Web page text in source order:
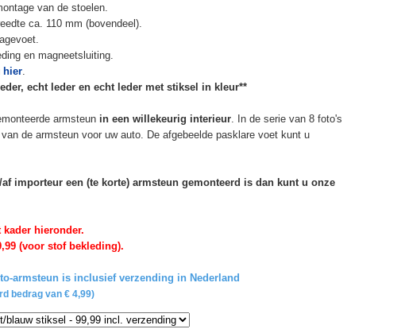
van de stoelen.
ca. 110 mm (bovendeel).
en magneetsluiting.
hier.
echt leder en echt leder met stiksel in kleur**
armsteun in een willekeurig interieur. In de serie van 8 foto's
de armsteun voor uw auto. De afgebeelde pasklare voet kunt u
importeur een (te korte) armsteun gemonteerd is dan kunt u onze
kader hieronder.
(voor stof bekleding).
armsteun is inclusief verzending in Nederland
bedrag van € 4,99)